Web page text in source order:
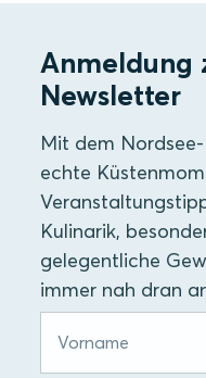
Anmeldung
Newsletter
Mit dem
echte
Kulinarik,
gelegentliche
immer nah dran